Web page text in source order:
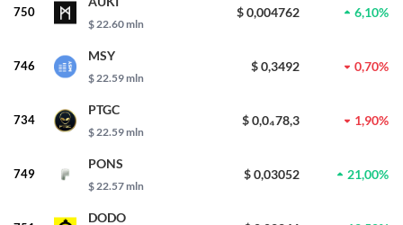
750
$ 22.60 mln
$ 0,004762 6,10%
746
MSY
$ 22.59 mln
$ 0,3492 0,70%
734
PTGC
$ 22.59 mln
$ 0,0₄78,3 1,90%
749
PONS
$ 22.57 mln
$ 0,03052 21,00%
DODO